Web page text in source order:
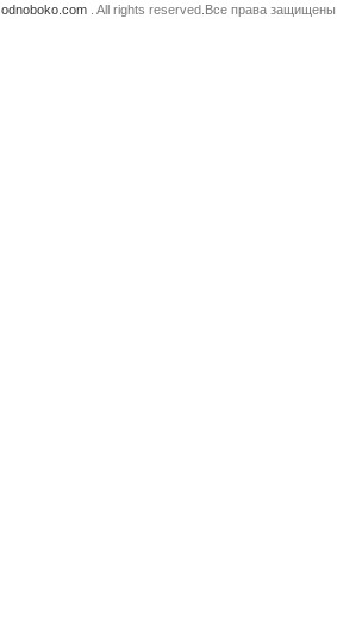
odnoboko.com. All rights reserved.Все права защищены.